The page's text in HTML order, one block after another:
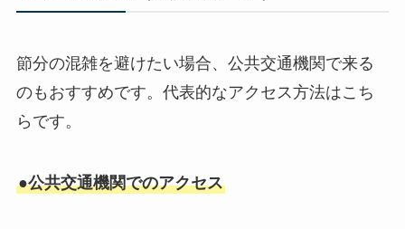
節分の混雑を避けたい場合、公共交通機関で来る
のもおすすめです。代表的なアクセス方法はこち
らです。
●公共交通機関でのアクセス